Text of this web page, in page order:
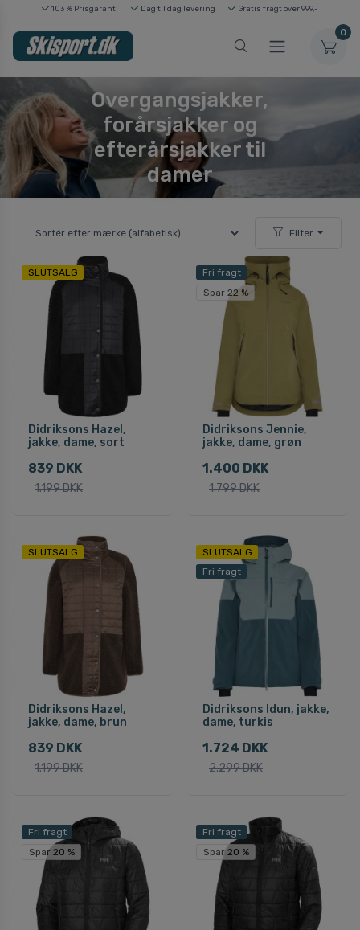
103 % Prisgaranti Dag til dag levering Gratis fragt over 999,-
0
Overgangsjakker,
forårsjakker og
efterårsjakker til
damer
Filter
SLUTSALG
Didriksons Hazel,
jakke, dame, sort
839 DKK
1.199 DKK
Fri fragt
Spar 22 %
Didriksons Jennie,
jakke, dame, grøn
1.400 DKK
1.799 DKK
SLUTSALG
Didriksons Hazel,
jakke, dame, brun
839 DKK
1.199 DKK
SLUTSALG
Fri fragt
Didriksons Idun, jakke,
dame, turkis
1.724 DKK
2.299 DKK
Fri fragt
Spar 20 %
Fri fragt
Spar 20 %